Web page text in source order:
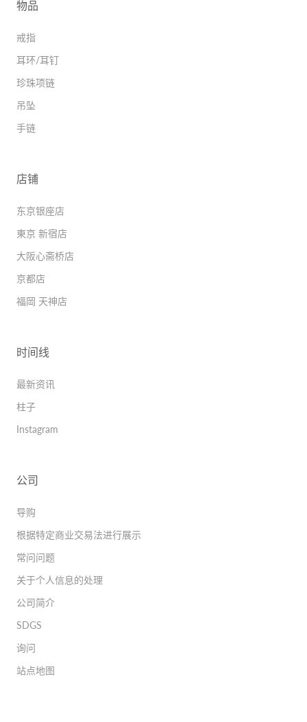
物品
戒指
耳环/耳钉
珍珠项链
吊坠
手链
店铺
东京银座店
東京 新宿店
大阪心斋桥店
京都店
福岡 天神店
时间线
最新资讯
柱子
Instagram
公司
导购
根据特定商业交易法进行展示
常问问题
关于个人信息的处理
公司简介
SDGS
询问
站点地图